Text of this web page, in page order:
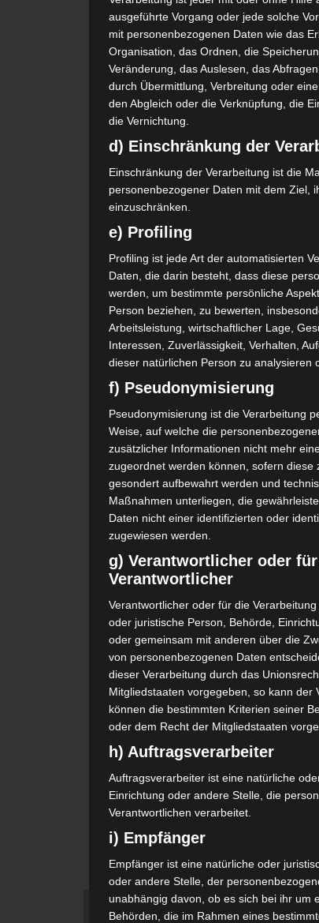
ausgeführte Vorgang oder jede solche
mit personenbezogenen Daten wie das
Organisation, das Ordnen, die
Veränderung, das Auslesen, das
durch Übermittlung, Verbreitung oder
den Abgleich oder die Verknüpfung, die
die Vernichtung.
d) Einschränkung der
Einschränkung der Verarbeitung ist die
personenbezogener Daten mit dem Ziel,
einzuschränken.
e) Profiling
Profiling ist jede Art der automatisierten
Daten, die darin besteht, dass diese
werden, um bestimmte persönliche
Person beziehen, zu bewerten,
Arbeitsleistung, wirtschaftlicher Lage,
Interessen, Zuverlässigkeit, Verhalten,
dieser natürlichen Person zu analysieren
f) Pseudonymisierung
Pseudonymisierung ist die Verarbeitung
Weise, auf welche die
zusätzlicher Informationen nicht mehr
zugeordnet werden können, sofern diese
gesondert aufbewahrt werden und
Maßnahmen unterliegen, die
Daten nicht einer identifizierten oder
zugewiesen werden.
g) Verantwortlicher oder
Verantwortlicher
Verantwortlicher oder für die
oder juristische Person, Behörde,
oder gemeinsam mit anderen über die
von personenbezogenen Daten
dieser Verarbeitung durch das
Mitgliedstaaten vorgegeben, so kann der
können die bestimmten Kriterien seiner
oder dem Recht der Mitgliedstaaten
h) Auftragsverarbeiter
Auftragsverarbeiter ist eine natürliche
Einrichtung oder andere Stelle, die
Verantwortlichen verarbeitet.
i) Empfänger
Empfänger ist eine natürliche oder
oder andere Stelle, der
unabhängig davon, ob es sich bei ihr um
Behörden, die im Rahmen eines